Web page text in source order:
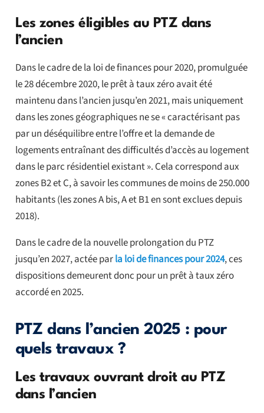
Les zones éligibles au PTZ dans
l’ancien
Dans le cadre de la loi de finances pour 2020, promulguée
le 28 décembre 2020, le prêt à taux zéro avait été
maintenu dans l’ancien jusqu’en 2021, mais uniquement
dans les zones géographiques ne se « caractérisant pas
par un déséquilibre entre l’offre et la demande de
logements entraînant des difficultés d’accès au logement
dans le parc résidentiel existant ». Cela correspond aux
zones B2 et C, à savoir les communes de moins de 250.000
habitants (les zones A bis, A et B1 en sont exclues depuis
2018).
Dans le cadre de la nouvelle prolongation du PTZ
jusqu’en 2027, actée parla loi de finances pour 2024, ces
dispositions demeurent donc pour un prêt à taux zéro
accordé en 2025.
PTZ dans l’ancien 2025 : pour
quels travaux ?
Les travaux ouvrant droit au PTZ
dans l’ancien